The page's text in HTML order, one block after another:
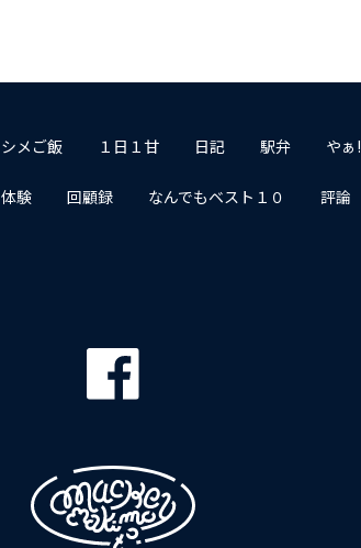
シメご飯 １日１甘 日記 駅弁 やぁ!
体験 回顧録 なんでもベスト１０ 評論